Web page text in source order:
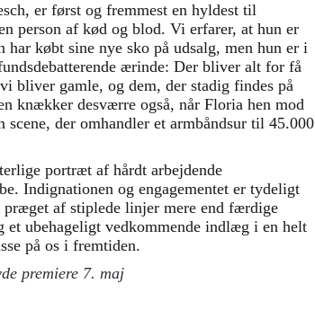
er først og fremmest en hyldest til
person af kød og blod. Vi erfarer, at hun er
købt sine nye sko på udsalg, men hun er i
ærinde: Der bliver alt for få
bliver gamle, og dem, der stadig findes på
knækker desværre også, når Floria hen mod
der omhandler et armbåndsur til 45.000
portræt af hårdt arbejdende
Indignationen og engagementet er tydeligt
af stiplede linjer mere end færdige
et ubehageligt vedkommende indlæg i en helt
på os i fremtiden.
premiere 7. maj